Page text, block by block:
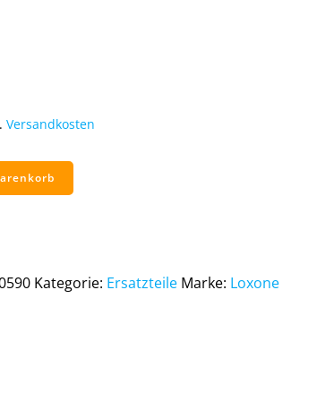
Versandkosten
Kategorie: Ersatzteile Marke: Loxone